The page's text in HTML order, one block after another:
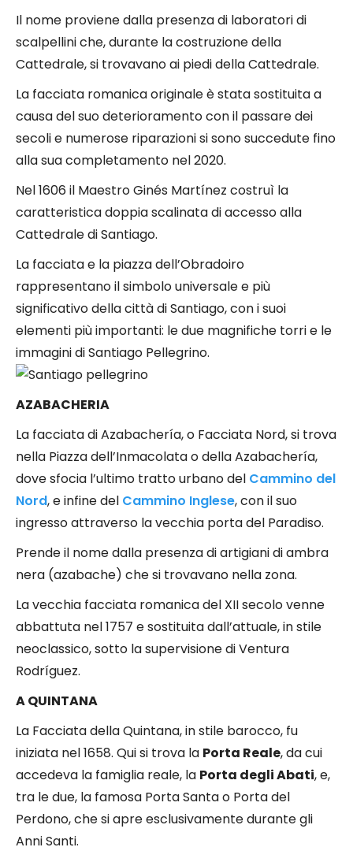
Il nome proviene dalla presenza di laboratori di
scalpellini che, durante la costruzione della
Cattedrale, si trovavano ai piedi della Cattedrale.
La facciata romanica originale è stata sostituita a
causa del suo deterioramento con il passare dei
secoli e numerose riparazioni si sono succedute fino
alla sua completamento nel 2020.
Nel 1606 il Maestro Ginés Martínez costruì la
caratteristica doppia scalinata di accesso alla
Cattedrale di Santiago.
La facciata e la piazza dell’Obradoiro
rappresentano il simbolo universale e più
significativo della città di Santiago, con i suoi
elementi più importanti: le due magnifiche torri e le
immagini di Santiago Pellegrino.
AZABACHERIA
La facciata di Azabachería, o Facciata Nord, si trova
nella Piazza dell’Inmacolata o della Azabachería,
dove sfocia l’ultimo tratto urbano del Cammino del
Nord, e infine del Cammino Inglese, con il suo
ingresso attraverso la vecchia porta del Paradiso.
Prende il nome dalla presenza di artigiani di ambra
nera (azabache) che si trovavano nella zona.
La vecchia facciata romanica del XII secolo venne
abbattuta nel 1757 e sostituita dall’attuale, in stile
neoclassico, sotto la supervisione di Ventura
Rodríguez.
A QUINTANA
La Facciata della Quintana, in stile barocco, fu
iniziata nel 1658. Qui si trova la Porta Reale, da cui
accedeva la famiglia reale, la Porta degli Abati, e,
tra le due, la famosa Porta Santa o Porta del
Perdono, che si apre esclusivamente durante gli
Anni Santi.